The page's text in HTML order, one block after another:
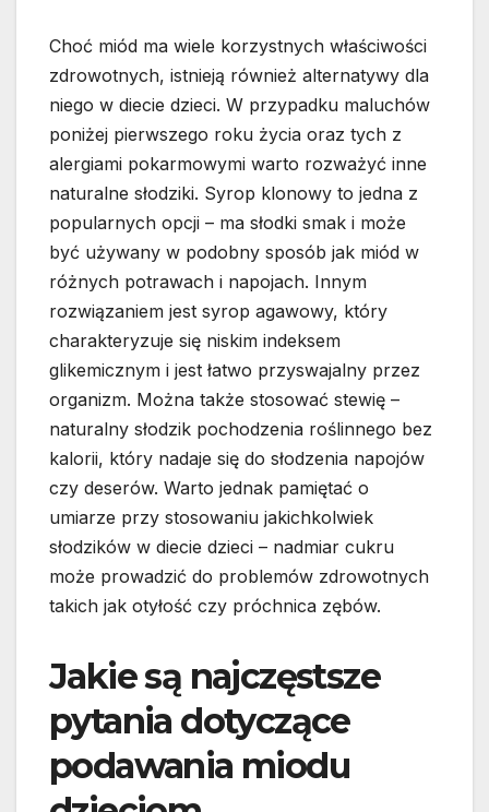
Choć miód ma wiele korzystnych właściwości
zdrowotnych, istnieją również alternatywy dla
niego w diecie dzieci. W przypadku maluchów
poniżej pierwszego roku życia oraz tych z
alergiami pokarmowymi warto rozważyć inne
naturalne słodziki. Syrop klonowy to jedna z
popularnych opcji – ma słodki smak i może
być używany w podobny sposób jak miód w
różnych potrawach i napojach. Innym
rozwiązaniem jest syrop agawowy, który
charakteryzuje się niskim indeksem
glikemicznym i jest łatwo przyswajalny przez
organizm. Można także stosować stewię –
naturalny słodzik pochodzenia roślinnego bez
kalorii, który nadaje się do słodzenia napojów
czy deserów. Warto jednak pamiętać o
umiarze przy stosowaniu jakichkolwiek
słodzików w diecie dzieci – nadmiar cukru
może prowadzić do problemów zdrowotnych
takich jak otyłość czy próchnica zębów.
Jakie są najczęstsze
pytania dotyczące
podawania miodu